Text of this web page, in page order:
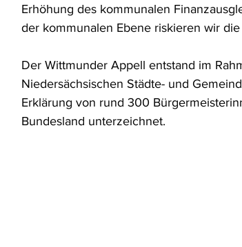
Erhöhung des kommunalen
der kommunalen Ebene riskieren wir
Der Wittmunder Appell entstand im
Niedersächsischen Städte- und
Erklärung von rund 300
Bundesland unterzeichnet.